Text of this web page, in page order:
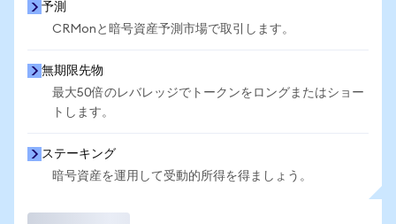
予測
CRMonと暗号資産予測市場で取引します。
無期限先物
最大50倍のレバレッジでトークンをロングまたはショー
トします。
ステーキング
暗号資産を運用して受動的所得を得ましょう。